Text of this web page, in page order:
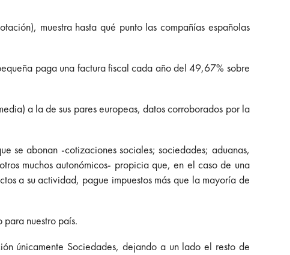
muestra hasta qué punto las compañías españolas
paga una factura fiscal cada año del 49,67% sobre
a la de sus pares europeas, datos corroborados por la
se abonan -cotizaciones sociales; sociedades; aduanas,
muchos autonómicos- propicia que, en el caso de una
a su actividad, pague impuestos más que la mayoría de
nuestro país.
únicamente Sociedades, dejando a un lado el resto de